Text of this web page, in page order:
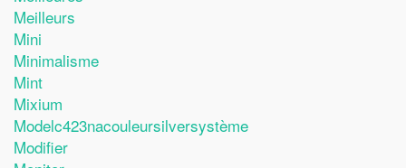
Meilleurs
Mini
Minimalisme
Mint
Mixium
Modelc423nacouleursilversystème
Modifier